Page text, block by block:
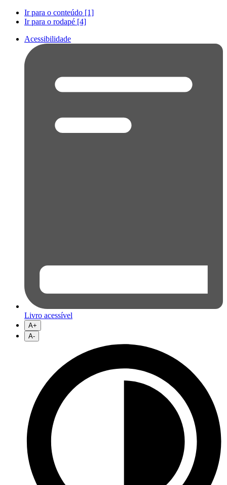
Ir para o conteúdo [1]
Ir para o rodapé [4]
Acessibilidade
Livro acessível
A+
A-